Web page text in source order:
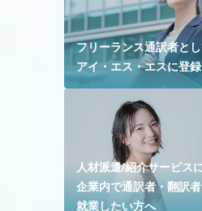
フリーランス通訳者と
アイ・エス・エスに登
人材派遣/紹介サービス
企業内で通訳者・翻訳
就業したい方へ